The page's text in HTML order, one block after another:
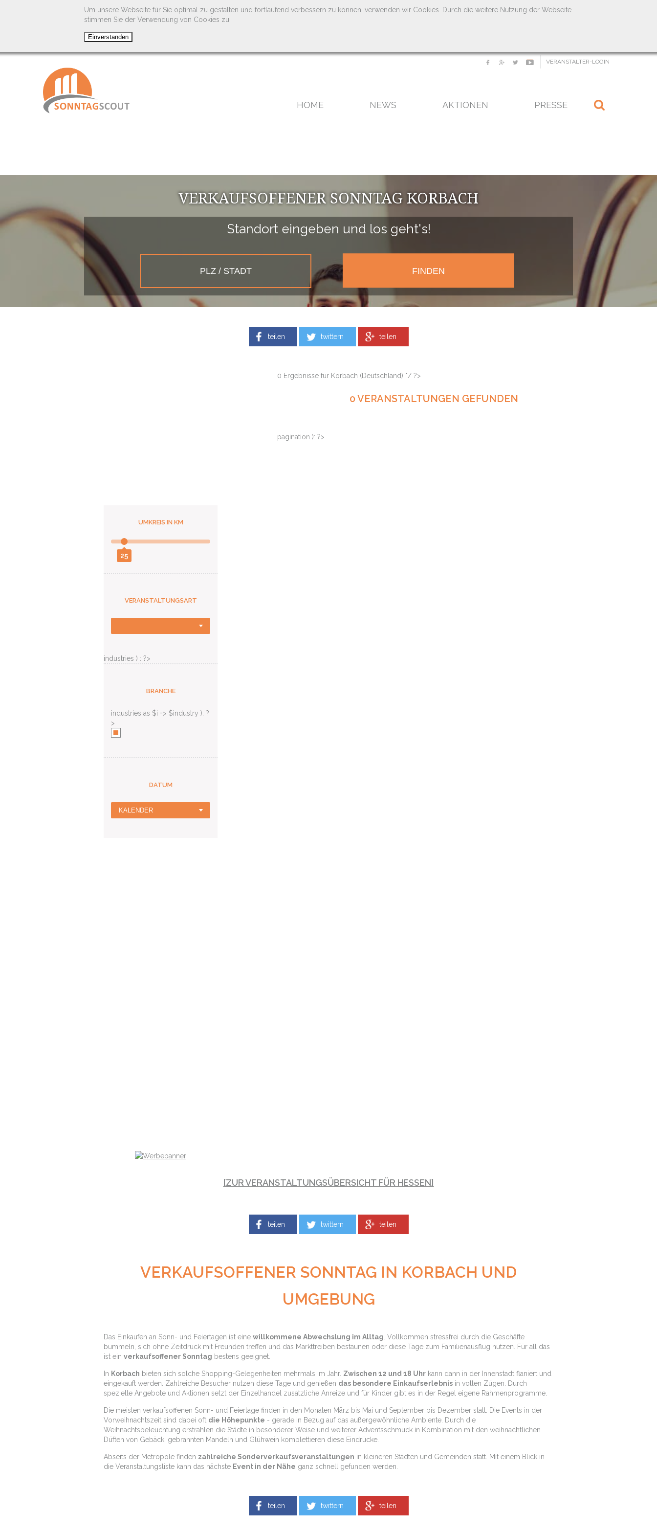
Um unsere Webseite für Sie optimal zu gestalten und fortlaufend verbessern zu können, verwenden wir Cookies. Durch die weitere Nutzung der Webseite
stimmen Sie der Verwendung von Cookies zu.
VERANSTALTER-LOGIN
HOME NEWS AKTIONEN PRESSE
VERKAUFSOFFENER SONNTAG KORBACH
Standort eingeben und los geht's!
teilen twittern teilen
UMKREIS IN KM
25
VERANSTALTUNGSART
industries ) : ?>
BRANCHE
industries as $i => $industry ): ?
>
DATUM
0 Ergebnisse für Korbach (Deutschland) */ ?>
0 VERANSTALTUNGEN GEFUNDEN
pagination ): ?>
[ZUR VERANSTALTUNGSÜBERSICHT FÜR HESSEN]
teilen twittern teilen
VERKAUFSOFFENER SONNTAG IN KORBACH UND
UMGEBUNG
Das Einkaufen an Sonn- und Feiertagen ist eine willkommene Abwechslung im Alltag . Vollkommen stressfrei durch die Geschäfte
bummeln, sich ohne Zeitdruck mit Freunden treffen und das Markttreiben bestaunen oder diese Tage zum Familienausflug nutzen. Für all das
ist ein verkaufsoffener Sonntag bestens geeignet.
In Korbach bieten sich solche Shopping-Gelegenheiten mehrmals im Jahr. Zwischen 12 und 18 Uhr kann dann in der Innenstadt flaniert und
eingekauft werden. Zahlreiche Besucher nutzen diese Tage und genießen das besondere Einkaufserlebnis in vollen Zügen. Durch
spezielle Angebote und Aktionen setzt der Einzelhandel zusätzliche Anreize und für Kinder gibt es in der Regel eigene Rahmenprogramme.
Die meisten verkaufsoffenen Sonn- und Feiertage finden in den Monaten März bis Mai und September bis Dezember statt. Die Events in der
Vorweihnachtszeit sind dabei oft die Höhepunkte - gerade in Bezug auf das außergewöhnliche Ambiente. Durch die
Weihnachtsbeleuchtung erstrahlen die Städte in besonderer Weise und weiterer Adventsschmuck in Kombination mit den weihnachtlichen
Düften von Gebäck, gebrannten Mandeln und Glühwein komplettieren diese Eindrücke.
Abseits der Metropole finden zahlreiche Sonderverkaufsveranstaltungen in kleineren Städten und Gemeinden statt. Mit einem Blick in
die Veranstaltungsliste kann das nächste Event in der Nähe ganz schnell gefunden werden.
teilen twittern teilen